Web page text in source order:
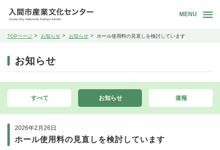
MENU
TOPページ お知らせ お知らせ ホール使用料の見直しを検討しています
お知らせ
すべて お知らせ 速報
2026年2月26日
ホール使用料の見直しを検討しています